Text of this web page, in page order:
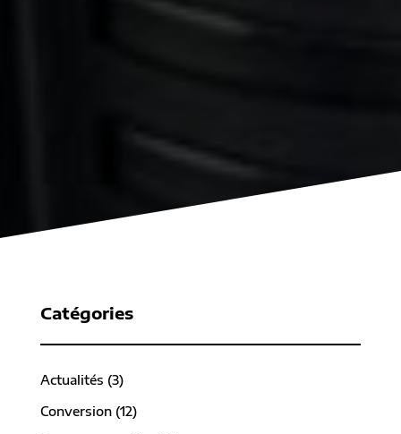
Catégories
Actualités (3)
Conversion(12)